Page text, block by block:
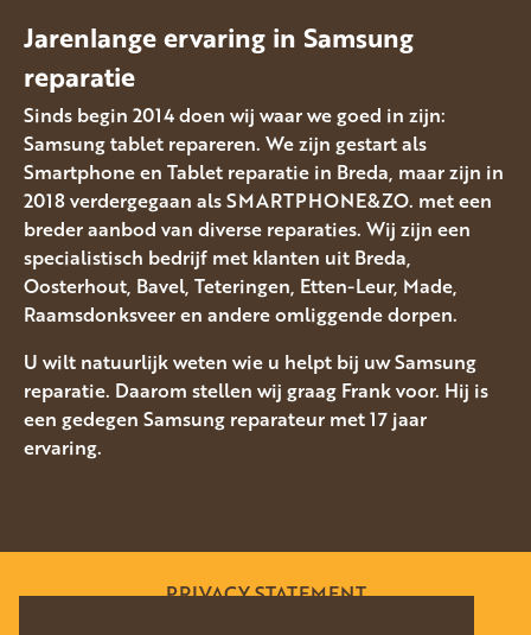
Jarenlange ervaring in Samsung
reparatie
Sinds begin 2014 doen wij waar we goed in zijn:
Samsung tablet repareren. We zijn gestart als
Smartphone en Tablet reparatie in Breda, maar zijn in
2018 verdergegaan als SMARTPHONE&ZO. met een
breder aanbod van diverse reparaties. Wij zijn een
specialistisch bedrijf met klanten uit Breda,
Oosterhout, Bavel, Teteringen, Etten-Leur, Made,
Raamsdonksveer en andere omliggende dorpen.
U wilt natuurlijk weten wie u helpt bij uw Samsung
reparatie. Daarom stellen wij graag Frank voor. Hij is
een gedegen Samsung reparateur met 17 jaar
ervaring.
PRIVACY STATEMENT